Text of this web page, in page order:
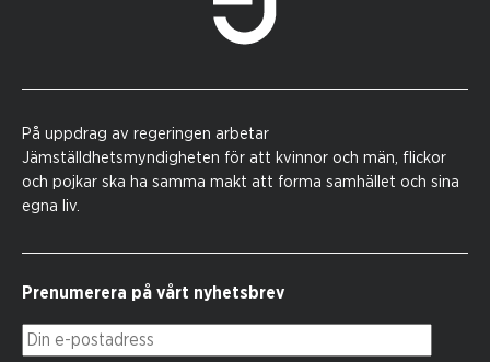
På uppdrag av regeringen arbetar
Jämställdhetsmyndigheten för att kvinnor och män, flickor
och pojkar ska ha samma makt att forma samhället och sina
egna liv.
Prenumerera på vårt nyhetsbrev
Din e-postadress